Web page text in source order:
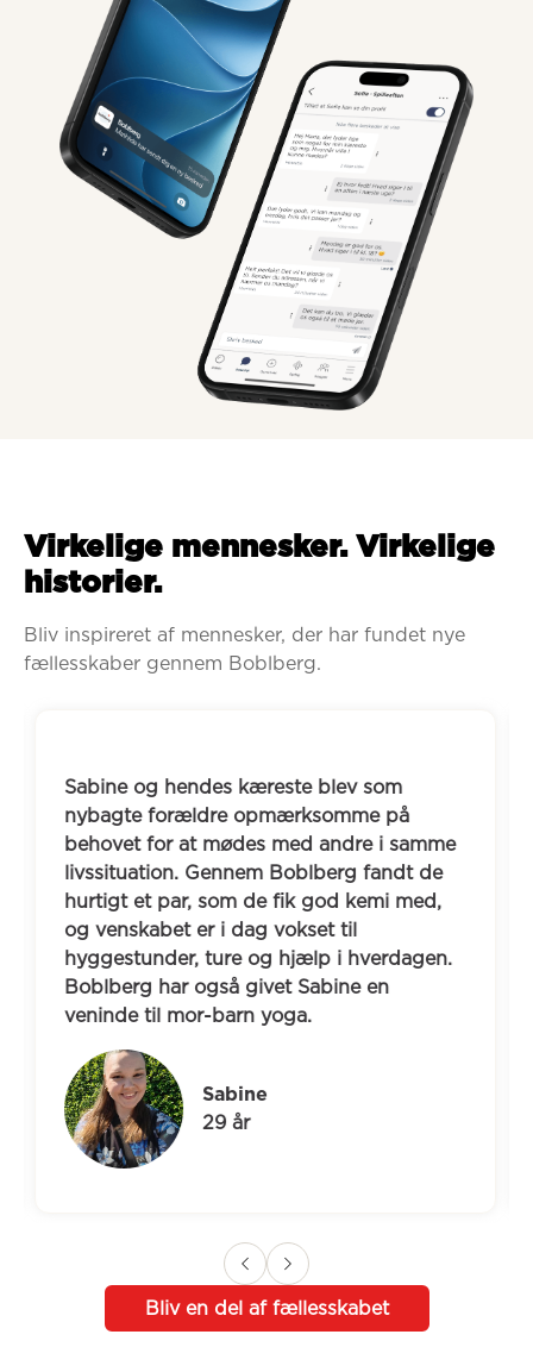
Virkelige mennesker. Virkelige
historier.
Bliv inspireret af mennesker, der har fundet nye
fællesskaber gennem Boblberg.
Sabine og hendes kæreste blev som
nybagte forældre opmærksomme på
behovet for at mødes med andre i samme
livssituation. Gennem Boblberg fandt de
hurtigt et par, som de fik god kemi med,
og venskabet er i dag vokset til
hyggestunder, ture og hjælp i hverdagen.
Boblberg har også givet Sabine en
veninde til mor-barn yoga.
Sabine
29 år
Bliv en del af fællesskabet